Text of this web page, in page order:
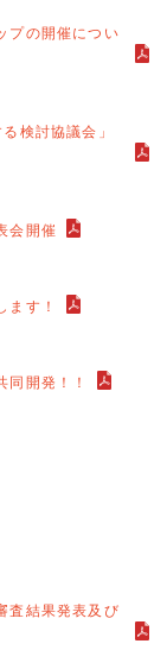
プの開催につい
検討協議会」
会開催
ます！
開発！！
査結果発表及び